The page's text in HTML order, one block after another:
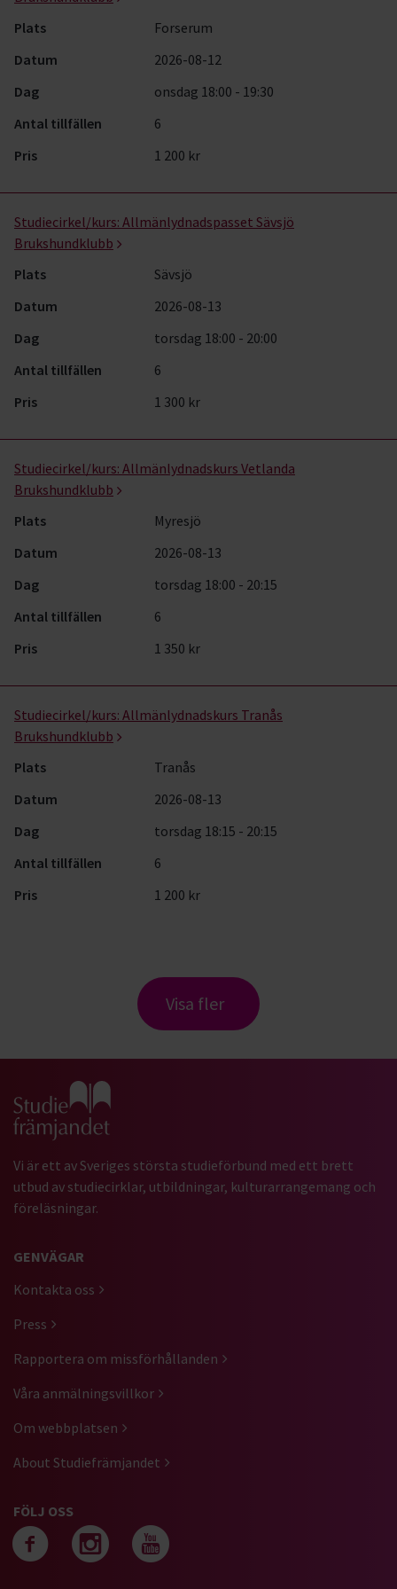
Plats
Forserum
Datum
2026-08-12
Dag
onsdag 18:00 - 19:30
Antal tillfällen
6
Pris
1 200 kr
Studiecirkel/kurs: Allmänlydnadspasset Sävsjö
Brukshundklubb
Plats
Sävsjö
Datum
2026-08-13
Dag
torsdag 18:00 - 20:00
Antal tillfällen
6
Pris
1 300 kr
Studiecirkel/kurs: Allmänlydnadskurs Vetlanda
Brukshundklubb
Plats
Myresjö
Datum
2026-08-13
Dag
torsdag 18:00 - 20:15
Antal tillfällen
6
Pris
1 350 kr
Studiecirkel/kurs: Allmänlydnadskurs Tranås
Brukshundklubb
Plats
Tranås
Datum
2026-08-13
Dag
torsdag 18:15 - 20:15
Antal tillfällen
6
Pris
1 200 kr
Visa fler
Gå till studiefrämjandets startsida
Vi är ett av Sveriges största studieförbund med ett brett
utbud av studiecirklar, utbildningar, kulturarrangemang och
föreläsningar.
GENVÄGAR
Kontakta oss
Press
Rapportera om missförhållanden
Våra anmälningsvillkor
Om webbplatsen
About Studiefrämjandet
FÖLJ OSS
Följ oss på facebook
Följ oss på
Följ oss på